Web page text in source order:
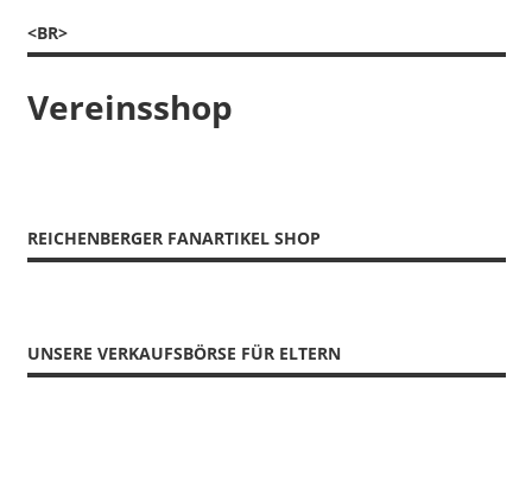
<BR>
Vereinsshop
REICHENBERGER FANARTIKEL SHOP
UNSERE VERKAUFSBÖRSE FÜR ELTERN